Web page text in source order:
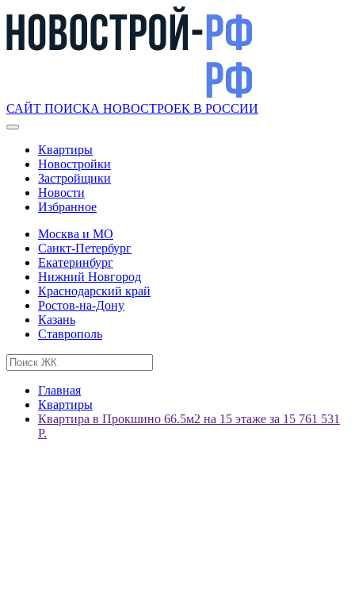
САЙТ ПОИСКА НОВОСТРОЕК В РОССИИ
Квартиры
Новостройки
Застройщики
Новости
Избранное
Москва и МО
Санкт-Петербург
Екатеринбург
Нижний Новгород
Краснодарский край
Ростов-на-Дону
Казань
Ставрополь
Главная
Квартиры
Квартира в Прокшино 66.5м2 на 15 этаже за 15 761 531
Р.